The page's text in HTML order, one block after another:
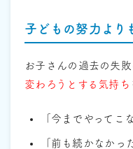
子どもの努力より
お子さんの過去の失
変わろうとする気持ち
「今までやってこ
「前も続かなかっ